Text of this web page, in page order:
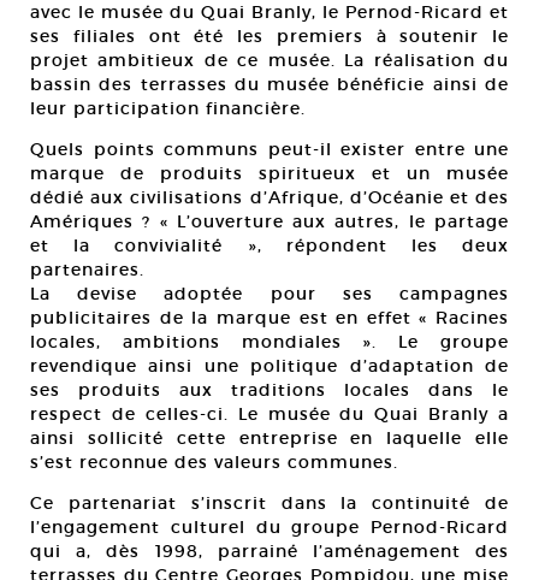
avec le musée du Quai Branly, le Pernod-Ricard et
ses filiales ont été les premiers à soutenir le
projet ambitieux de ce musée. La réalisation du
bassin des terrasses du musée bénéficie ainsi de
leur participation financière.
Quels points communs peut-il exister entre une
marque de produits spiritueux et un musée
dédié aux civilisations d’Afrique, d’Océanie et des
Amériques ? « L’ouverture aux autres, le partage
et la convivialité », répondent les deux
partenaires.
La devise adoptée pour ses campagnes
publicitaires de la marque est en effet « Racines
locales, ambitions mondiales ». Le groupe
revendique ainsi une politique d’adaptation de
ses produits aux traditions locales dans le
respect de celles-ci. Le musée du Quai Branly a
ainsi sollicité cette entreprise en laquelle elle
s’est reconnue des valeurs communes.
Ce partenariat s’inscrit dans la continuité de
l’engagement culturel du groupe Pernod-Ricard
qui a, dès 1998, parrainé l’aménagement des
terrasses du Centre Georges Pompidou, une mise